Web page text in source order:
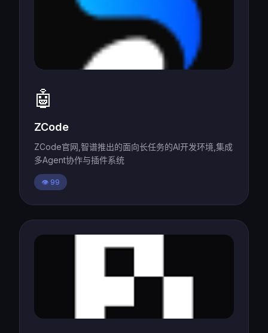
🤖
ZCode
ZCode官网,智谱推出的面向长任务的AI开发环境,集成
多Agent协作与插件系统
👁️ 99